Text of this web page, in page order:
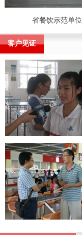
省餐饮示范单位
客户见证